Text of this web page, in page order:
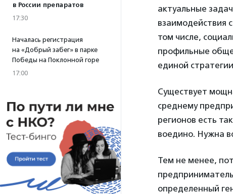
в России препаратов
17:30
Началась регистрация
на «Добрый забег» в парке
Победы на Поклонной горе
17:00
актуальные
взаимодействия
том числе,
профильные
единой
Существует
среднему
регионов есть
воедино. Нужна
Тем не менее,
определенный